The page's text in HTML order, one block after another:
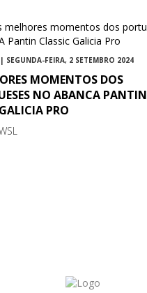
| SEGUNDA-FEIRA, 2 SETEMBRO 2024
MOMENTOS DOS
NO ABANCA PANTIN
PRO